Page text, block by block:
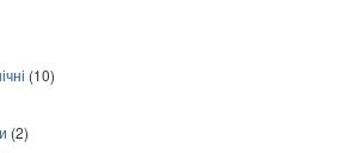
(10)
(2)